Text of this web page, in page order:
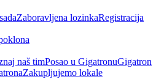
Zaboravljena lozinkaRegistracija
naš timPosao u GigatronuGigatron
Zakupljujemo lokale